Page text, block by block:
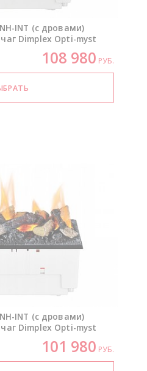
INT (с дровами)
Dimplex Opti-myst
108 980 РУБ.
INT (с дровами)
Dimplex Opti-myst
101 980 РУБ.